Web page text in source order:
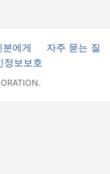
에게
자주 묻는 질
정보보호